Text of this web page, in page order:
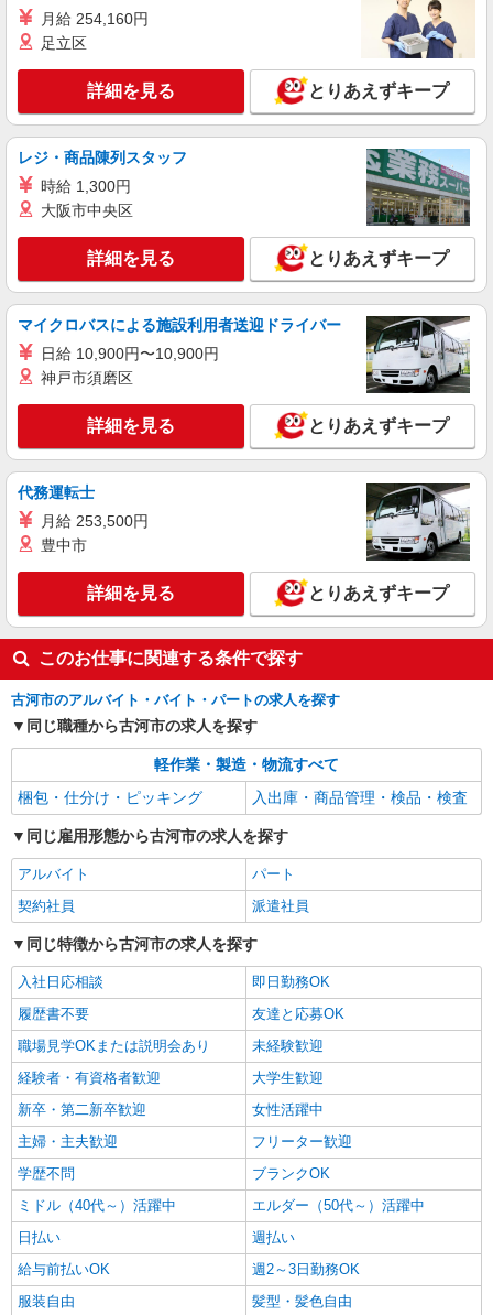
時給1320円 ※月収例21.4万円（残業等含む収
入例） 月収例:214830円＝1320円×7時間45分×21
日勤務の場合＋残業代、交通費別途支給 ※交通費
実費支給／当社規定あり。
茨城県古河市南部エリア、境町・五霞町近く
≪無料駐車場完備≫マイカー通勤OK
キープ 詳細を見る
派遣社員
ランスタッド株式会社 古河支店（古河事業所）/FKGA105931
時給1175円 ※月収例19.3万円（残業等含む収
入例） 月収例：193288円＝1175円×7時間50分×21
日勤務の場合＋交通費別途支給 ※交通費実費支給
／当社規定あり。
茨城県古河市 マイカー通勤可能/駐車場完備
キープ 詳細を見る
ランスタッド株式会社 古河支店（古河事業所）/FKGA105972
仕分け・ピッキング・梱包
時給1200円 月収例:90000円＝1250円×4時間30
分×16日勤務の場合＋交通費別途支給 ※交通費実
費支給／当社規定あり。
茨城県古河市 ≪無料駐車場完備≫マイカー通
キープ 詳細を見る
月給 254,160円
足立区
詳細を見る とりあえずキープ
レジ・商品陳列スタッフ
時給 1,300円
大阪市中央区
詳細を見る とりあえずキープ
マイクロバスによる施設利用者送迎ドライバー
日給 10,900円〜10,900円
神戸市須磨区
詳細を見る とりあえずキープ
代務運転士
月給 253,500円
豊中市
詳細を見る とりあえずキープ
このお仕事に関連する条件で探す
古河市のアルバイト・バイト・パートの求人を探す
同じ職種から古河市の求人を探す
軽作業・製造・物流すべて
梱包・仕分け・ピッキング
入出庫・商品管理・検品・検査
同じ雇用形態から古河市の求人を探す
アルバイト
パート
契約社員
派遣社員
同じ特徴から古河市の求人を探す
入社日応相談
即日勤務OK
履歴書不要
友達と応募OK
職場見学OKまたは説明会あり
未経験歓迎
経験者・有資格者歓迎
大学生歓迎
新卒・第二新卒歓迎
女性活躍中
主婦・主夫歓迎
フリーター歓迎
学歴不問
ブランクOK
ミドル（40代～）活躍中
エルダー（50代～）活躍中
日払い
週払い
給与前払いOK
週2～3日勤務OK
服装自由
髪型・髪色自由